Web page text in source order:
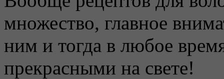
множество, главное
ним и тогда в любое
прекрасными на свете!